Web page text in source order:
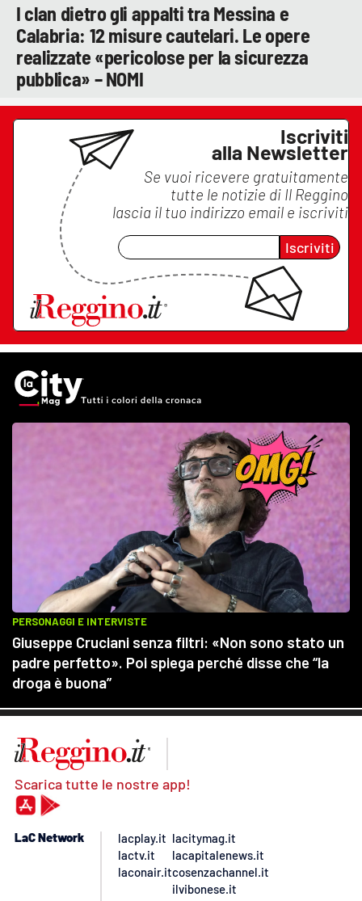
I clan dietro gli appalti tra Messina e
Calabria: 12 misure cautelari. Le opere
realizzate «pericolose per la sicurezza
pubblica» – NOMI
Iscriviti
alla Newsletter
Se vuoi ricevere gratuitamente
tutte le notizie di Il Reggino
lascia il tuo indirizzo email e iscriviti
Iscriviti
Scarica tutte le nostre app!
LaC Network
lacplay.it
lactv.it
laconair.it
lacitymag.it
lacapitalenews.it
cosenzachannel.it
ilvibonese.it